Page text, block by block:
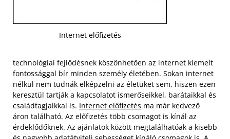
Internet előfizetés
technológiai fejlődésnek köszönhetően az internet kiemelt
fontossággal bír minden személy életében. Sokan internet
nélkül nem tudnák elképzelni az életüket sem, hiszen ezen
keresztül tartják a kapcsolatot ismerőseikkel, barátaikkal és
családtagjaikkal is. Internet előfizetés ma már kedvező
áron található. Az előfizetés több csomagot is kínál az
érdeklődőknek. Az ajánlatok között megtalálhatóak a kisebb